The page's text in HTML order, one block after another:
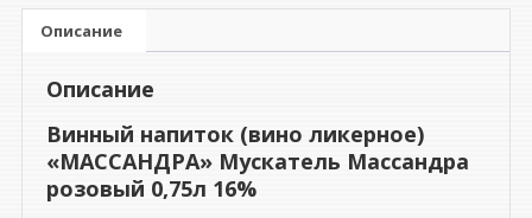
"МАССАНДРА"
Мускатель
розовый
0,75л
Описание
Описание
Винный напиток (вино ликерное)
«МАССАНДРА» Мускатель Массандра
розовый 0,75л 16%